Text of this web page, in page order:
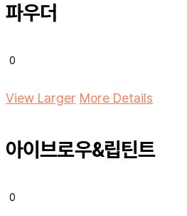
파우더
0
View Larger More Details
아이브로우&립틴트
0